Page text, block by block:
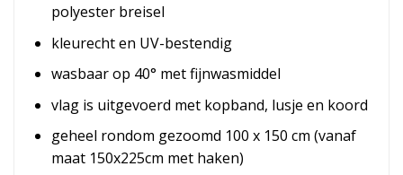
polyester breisel
kleurecht en UV-bestendig
wasbaar op 40° met fijnwasmiddel
vlag is uitgevoerd met kopband, lusje en koord
geheel rondom gezoomd 100 x 150 cm (vanaf
maat 150x225cm met haken)